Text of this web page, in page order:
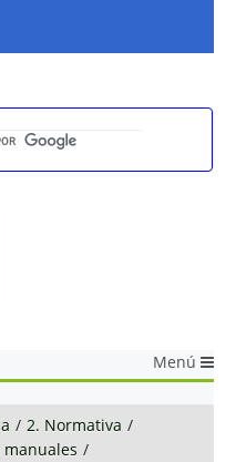
Menú
/ 2. Normativa /
manuales /